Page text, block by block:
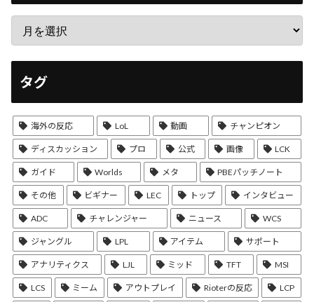
タグ
海外の反応 LoL 動画 チャンピオン
ディスカッション プロ 公式 画像 LCK
ガイド Worlds メタ PBEパッチノート
その他 ビギナー LEC トップ インタビュー
ADC チャレンジャー ニュース WCS
ジャングル LPL アイテム サポート
アナリティクス LJL ミッド TFT MSI
LCS ミーム アウトプレイ Rioterの反応 LCP